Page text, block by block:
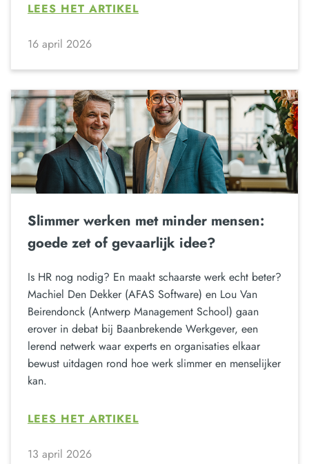
LEES HET ARTIKEL
16 april 2026
Slimmer werken met minder mensen:
goede zet of gevaarlijk idee?
Is HR nog nodig? En maakt schaarste werk echt beter?
Machiel Den Dekker (AFAS Software) en Lou Van
Beirendonck (Antwerp Management School) gaan
erover in debat bij Baanbrekende Werkgever, een
lerend netwerk waar experts en organisaties elkaar
bewust uitdagen rond hoe werk slimmer en menselijker
kan.
LEES HET ARTIKEL
13 april 2026